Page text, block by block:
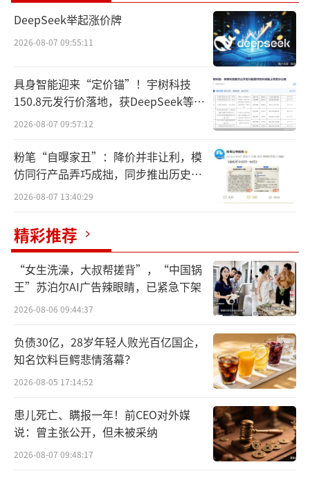
DeepSeek举起涨价牌
2026-08-07 09:55:11
具身智能迎来“定价锚”！宇树科技
150.8元发行价落地，获DeepSeek等豪
华战配加持
2026-08-07 09:57:12
粉笔“自曝家丑”：降价并非让利，模
仿同行产品弄巧成拙，同步推出历史学
员退费方案
2026-08-07 13:40:29
精彩推荐
“女生洗澡，大叔帮搓背”，“中国锅
王”苏泊尔AI广告辣眼睛，已紧急下架
2026-08-06 09:44:37
负债30亿，28岁年轻人败光百亿国企，
知名饮料巨鳄悲情落幕？
2026-08-05 17:14:52
患儿死亡、瞒报一年！前CEO对外媒
说：曾主张公开，但未被采纳
2026-08-07 09:48:17